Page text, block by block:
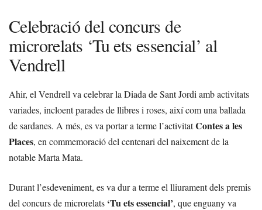
Celebració del concurs de
microrelats ‘Tu ets essencial’ al
Vendrell
Ahir, el Vendrell va celebrar la Diada de Sant Jordi amb activitats
variades, incloent parades de llibres i roses, així com una ballada
de sardanes. A més, es va portar a terme l’activitatContes a les
Places, en commemoració del centenari del naixement de la
notable Marta Mata.
Durant l’esdeveniment, es va dur a terme el lliurament dels premis
del concurs de microrelats ‘Tu ets essencial’, que enguany va